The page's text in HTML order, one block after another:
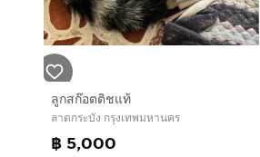
ลูกสก๊อตติชแท้
ลาดกระบัง กรุงเทพมหานคร
฿ 5,000